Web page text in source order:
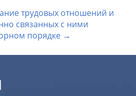
трудовых отношений и
связанных с ними
порядке →